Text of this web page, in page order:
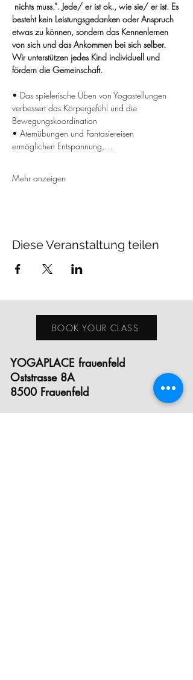
nichts muss.". Jede/ er ist ok., wie sie/ er ist. Es
besteht kein Leistungsgedanken oder Anspruch
etwas zu können, sondern das Kennenlernen
von sich und das Ankommen bei sich selber.
Wir unterstützen jedes Kind individuell und
fördern die Gemeinschaft.
• Das spielerische Üben von Yogastellungen
verbessert das Körpergefühl und die
Bewegungskoordination
• Atemübungen und Fantasiereisen
ermöglichen Entspannung,…
Mehr anzeigen
Diese Veranstaltung teilen
BOOK YOUR CLASS
YOGAPLACE frauenfeld
Oststrasse 8A
8500 Frauenfeld